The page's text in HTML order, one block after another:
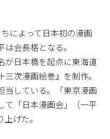
によって日本初の漫画
会長格となる。
が日本橋を起点に東海道
次漫画絵巻』を制作。
当している。「東京漫画
て「日本漫画会」（一平
げた。